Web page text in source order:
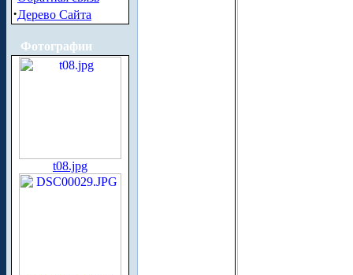
·Дерево Сайта
Фотографии
t08.jpg